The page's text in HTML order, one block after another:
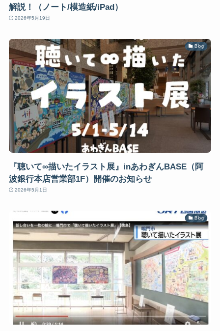
解説！（ノート/模造紙/iPad）
2026年5月19日
Blog
『聴いて∞描いたイラスト展』inあわぎんBASE（阿
波銀行本店営業部1F）開催のお知らせ
2026年5月1日
Blog